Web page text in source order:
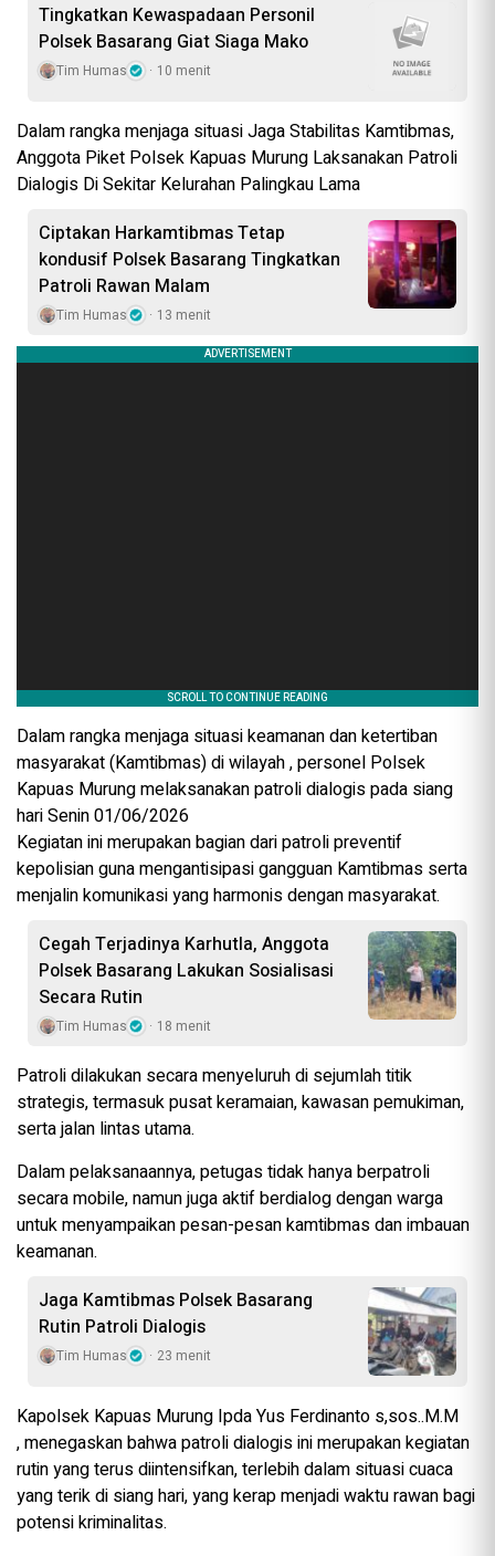
Tingkatkan Kewaspadaan Personil
Polsek Basarang Giat Siaga Mako
Tim Humas 10 menit
Dalam rangka menjaga situasi Jaga Stabilitas Kamtibmas,
Anggota Piket Polsek Kapuas Murung Laksanakan Patroli
Dialogis Di Sekitar Kelurahan Palingkau Lama
Ciptakan Harkamtibmas Tetap
kondusif Polsek Basarang Tingkatkan
Patroli Rawan Malam
Tim Humas 13 menit
Dalam rangka menjaga situasi keamanan dan ketertiban
masyarakat (Kamtibmas) di wilayah , personel Polsek
Kapuas Murung melaksanakan patroli dialogis pada siang
hari Senin 01/06/2026
Kegiatan ini merupakan bagian dari patroli preventif
kepolisian guna mengantisipasi gangguan Kamtibmas serta
menjalin komunikasi yang harmonis dengan masyarakat.
Cegah Terjadinya Karhutla, Anggota
Polsek Basarang Lakukan Sosialisasi
Secara Rutin
Tim Humas 18 menit
Patroli dilakukan secara menyeluruh di sejumlah titik
strategis, termasuk pusat keramaian, kawasan pemukiman,
serta jalan lintas utama.
Dalam pelaksanaannya, petugas tidak hanya berpatroli
secara mobile, namun juga aktif berdialog dengan warga
untuk menyampaikan pesan-pesan kamtibmas dan imbauan
keamanan.
Jaga Kamtibmas Polsek Basarang
Rutin Patroli Dialogis
Tim Humas 23 menit
Kapolsek Kapuas Murung Ipda Yus Ferdinanto s,sos..M.M
, menegaskan bahwa patroli dialogis ini merupakan kegiatan
rutin yang terus diintensifkan, terlebih dalam situasi cuaca
yang terik di siang hari, yang kerap menjadi waktu rawan bagi
potensi kriminalitas.